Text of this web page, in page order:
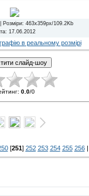
Розміри: 463x359px/109.2Kb
: 17.06.2012
в реальному розмірі
: 0.0/0
[251] 252 253 254 255 256|